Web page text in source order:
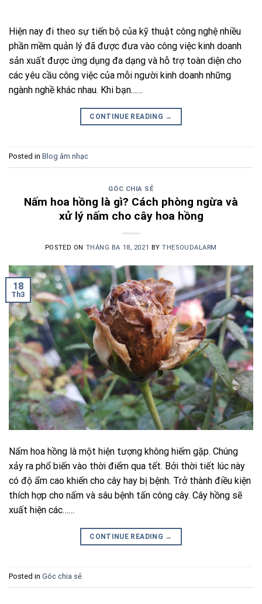
Hiện nay đi theo sự tiến bộ của kỹ thuật công nghệ nhiều
phần mềm quản lý đã được đưa vào công việc kinh doanh
sản xuất được ứng dụng đa dạng và hỗ trợ toàn diện cho
các yêu cầu công việc của mỗi người kinh doanh những
ngành nghề khác nhau. Khi bạn……
CONTINUE READING →
Posted in Blog âm nhạc
GÓC CHIA SẺ
Nấm hoa hồng là gì? Cách phòng ngừa và
xử lý nấm cho cây hoa hồng
POSTED ON THÁNG BA 18, 2021 BYTHESOUDALARM
18
Th3
Nấm hoa hồng là một hiện tượng không hiếm gặp. Chúng
xảy ra phổ biến vào thời điểm qua tết. Bởi thời tiết lúc này
có độ ẩm cao khiến cho cây hay bị bệnh. Trở thành điều kiện
thích hợp cho nấm và sâu bệnh tấn công cây. Cây hồng sẽ
xuất hiện các……
CONTINUE READING →
Posted in Góc chia sẻ